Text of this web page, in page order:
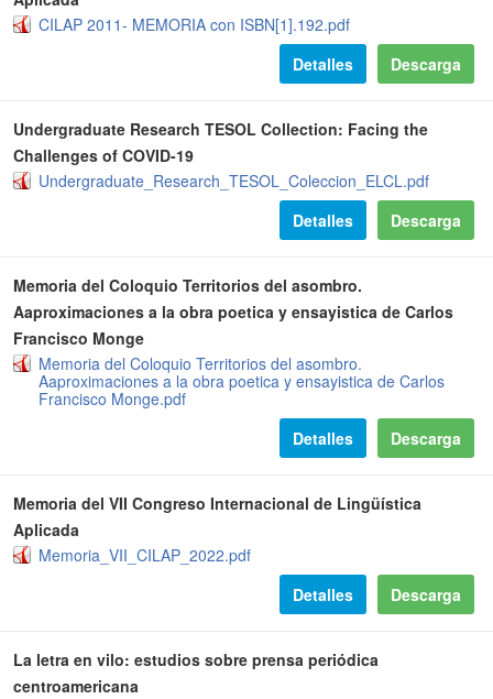
CILAP 2011- MEMORIA con ISBN[1].192.pdf
Descarga
Detalles
Undergraduate Research TESOL Collection: Facing the
Challenges of COVID-19
Undergraduate_Research_TESOL_Coleccion_ELCL.pdf
Descarga
Detalles
Memoria del Coloquio Territorios del asombro.
Aaproximaciones a la obra poetica y ensayistica de Carlos
Francisco Monge
Memoria del Coloquio Territorios del asombro.
Aaproximaciones a la obra poetica y ensayistica de Carlos
Francisco Monge.pdf
Descarga
Detalles
Memoria del VII Congreso Internacional de Lingüística
Aplicada
Memoria_VII_CILAP_2022.pdf
Descarga
Detalles
La letra en vilo: estudios sobre prensa periódica
centroamericana